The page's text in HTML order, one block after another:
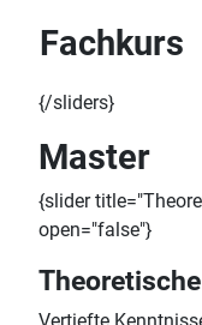
Fachkurs
{/sliders}
Master
{slider
open="false"}